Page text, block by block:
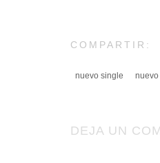
COMPARTIR:
nuevo single nuevo
DEJA UN